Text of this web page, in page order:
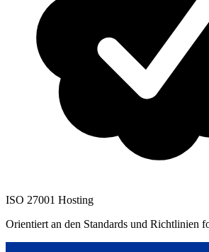
ISO 27001 Hosting
Orientiert an den Standards und Richtlinien